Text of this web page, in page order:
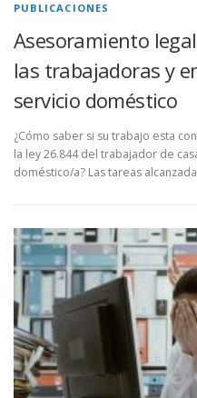
PUBLICACIONES
Asesoramiento
las trabajadoras y
servicio doméstico
¿Cómo saber si su trabajo esta
la ley 26.844 del trabajador de
doméstico/a? Las tareas